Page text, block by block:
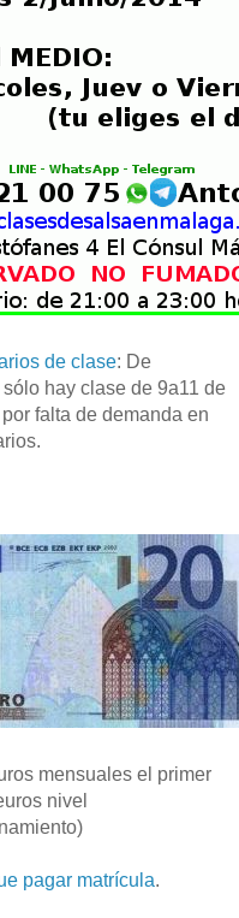
de clase: De
sólo hay clase de 9a11 de
por falta de demanda en
mensuales el primer
nivel
pagar matrícula.